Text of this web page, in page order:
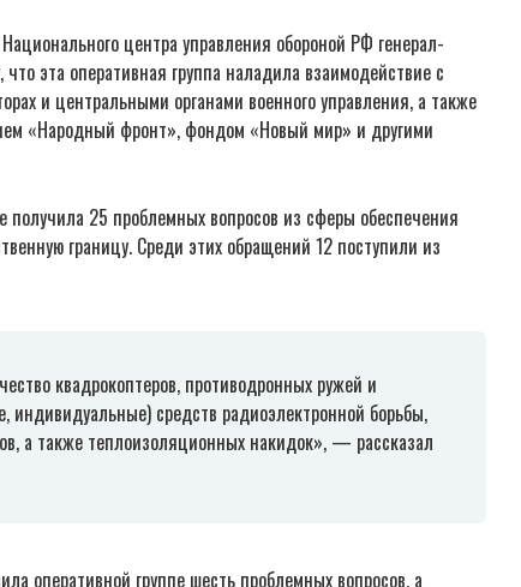
центра управления обороной РФ генерал-
эта оперативная группа наладила взаимодействие с
и центральными органами военного управления, а также
«Народный фронт», фондом «Новый мир» и другими
получила 25 проблемных вопросов из сферы обеспечения
границу. Среди этих обращений 12 поступили из
квадрокоптеров, противодронных ружей и
индивидуальные) средств радиоэлектронной борьбы,
а также теплоизоляционных накидок», — рассказал
оперативной группе шесть проблемных вопросов, а